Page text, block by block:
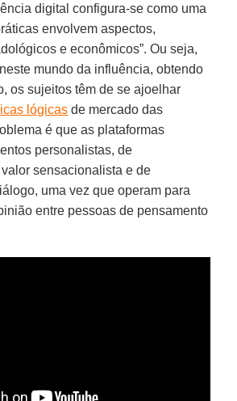
digital configura-se como uma
envolvem aspectos,
e econômicos”. Ou seja,
mundo da influência, obtendo
os sujeitos têm de se ajoelhar
lógicas de mercado das
é que as plataformas
personalistas, de
sensacionalista e de
uma vez que operam para
entre pessoas de pensamento